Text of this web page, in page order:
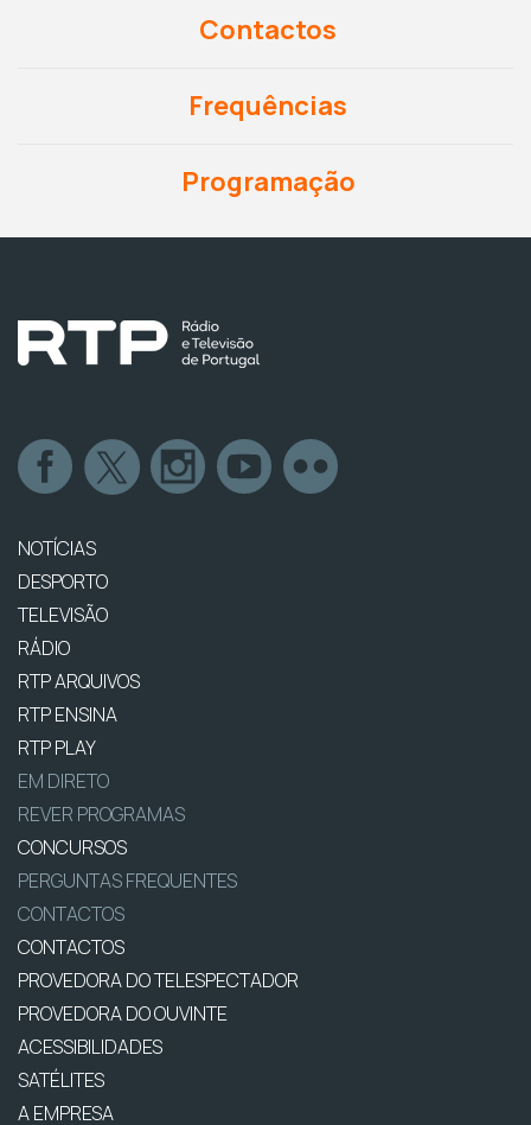
Contactos
Frequências
Programação
NOTÍCIAS
DESPORTO
TELEVISÃO
RÁDIO
RTP ARQUIVOS
RTP ENSINA
RTP PLAY
EM DIRETO
REVER PROGRAMAS
CONCURSOS
PERGUNTAS FREQUENTES
CONTACTOS
CONTACTOS
PROVEDORA DO TELESPECTADOR
PROVEDORA DO OUVINTE
ACESSIBILIDADES
SATÉLITES
A EMPRESA